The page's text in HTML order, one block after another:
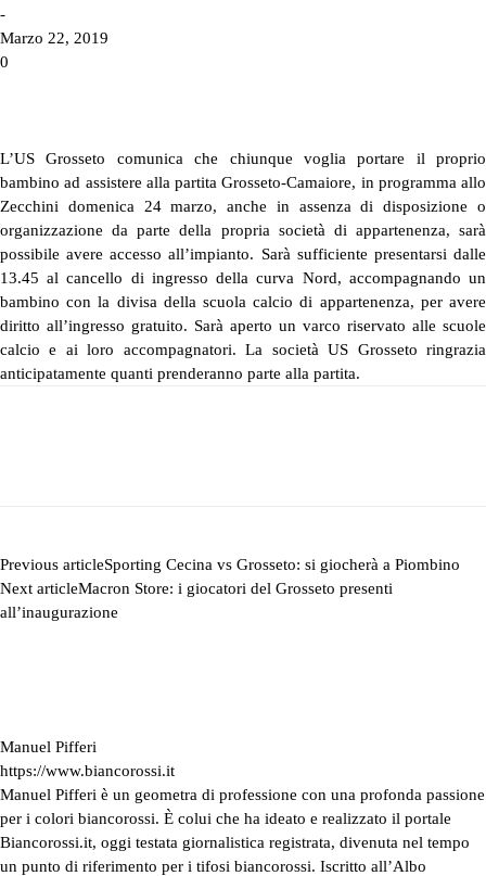
-
Marzo 22, 2019
0
L’US Grosseto comunica che chiunque voglia portare il proprio
bambino ad assistere alla partita Grosseto-Camaiore, in programma allo
Zecchini domenica 24 marzo, anche in assenza di disposizione o
organizzazione da parte della propria società di appartenenza, sarà
possibile avere accesso all’impianto. Sarà sufficiente presentarsi dalle
13.45 al cancello di ingresso della curva Nord, accompagnando un
bambino con la divisa della scuola calcio di appartenenza, per avere
diritto all’ingresso gratuito. Sarà aperto un varco riservato alle scuole
calcio e ai loro accompagnatori. La società US Grosseto ringrazia
anticipatamente quanti prenderanno parte alla partita.
Previous articleSporting Cecina vs Grosseto: si giocherà a Piombino
Next articleMacron Store: i giocatori del Grosseto presenti
all’inaugurazione
Manuel Pifferi
https://www.biancorossi.it
Manuel Pifferi è un geometra di professione con una profonda passione
per i colori biancorossi. È colui che ha ideato e realizzato il portale
Biancorossi.it, oggi testata giornalistica registrata, divenuta nel tempo
un punto di riferimento per i tifosi biancorossi. Iscritto all’Albo